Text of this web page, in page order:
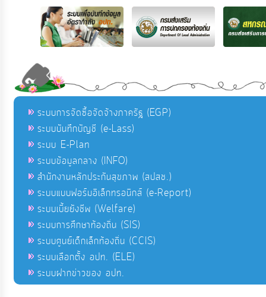
ระบบการจัดซื้อจัดจ้างภาครัฐ (EGP)
ระบบบันทึกบัญชี (e-Lass)
ระบบ E-Plan
ระบบข้อมูลกลาง (INFO)
สำนักงานหลักประกันสุขภาพ (สปสช.)
ระบบแบบฟอร์มอิเล็กทรอนิกส์ (e-Report)
ระบบเบี้ยยังชีพ (Welfare)
ระบบการศึกษาท้องถิ่น (SIS)
ระบบศูนย์เด็กเล็กท้องถิ่น (CCIS)
ระบบเลือกตั้ง อปท. (ELE)
ระบบฝากข่าวของ อปท.